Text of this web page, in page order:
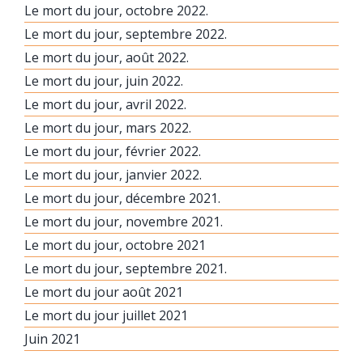
Le mort du jour, octobre 2022.
Le mort du jour, septembre 2022.
Le mort du jour, août 2022.
Le mort du jour, juin 2022.
Le mort du jour, avril 2022.
Le mort du jour, mars 2022.
Le mort du jour, février 2022.
Le mort du jour, janvier 2022.
Le mort du jour, décembre 2021.
Le mort du jour, novembre 2021.
Le mort du jour, octobre 2021
Le mort du jour, septembre 2021.
Le mort du jour août 2021
Le mort du jour juillet 2021
Juin 2021